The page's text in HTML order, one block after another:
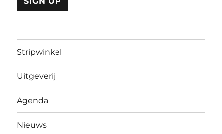
Stripwinkel
Uitgeverij
Agenda
Nieuws